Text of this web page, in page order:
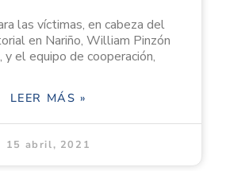
las víctimas, en cabeza del
en Nariño, William Pinzón
y el equipo de cooperación,
LEER MÁS »
15 abril, 2021